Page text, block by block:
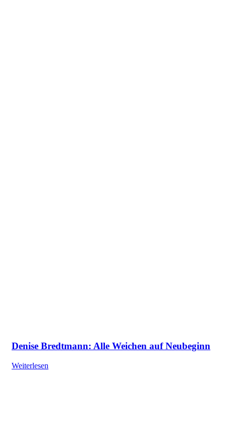
Denise Bredtmann: Alle Weichen auf Neubeginn
Weiterlesen